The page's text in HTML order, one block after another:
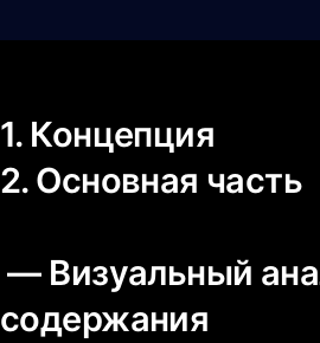
1. Концепция
2. Основная часть
— Визуальный
содержания